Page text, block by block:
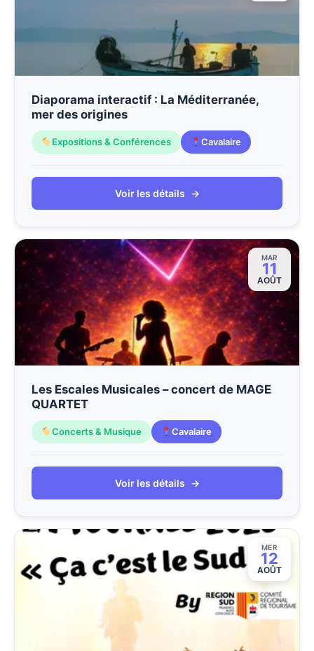
Diaporama interactif : La Méditerranée,
mer des origines
Expositions & Conférences Cavalaire
Voir les détails →
MAR
11
AOÛT
Les Escales Musicales – concert de MAGE
QUARTET
Concerts & Musique Cavalaire
Voir les détails →
MER
12
AOÛT